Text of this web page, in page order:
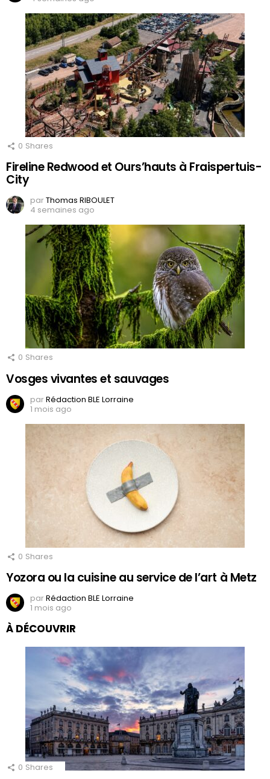
0 Shares
Fireline Redwood et Ours’hauts à Fraispertuis-
City
parThomas RIBOULET
4 semaines ago
0 Shares
Vosges vivantes et sauvages
parRédaction BLE Lorraine
1 mois ago
0 Shares
Yozora ou la cuisine au service de l’art à Metz
parRédaction BLE Lorraine
1 mois ago
À DÉCOUVRIR
0 Shares